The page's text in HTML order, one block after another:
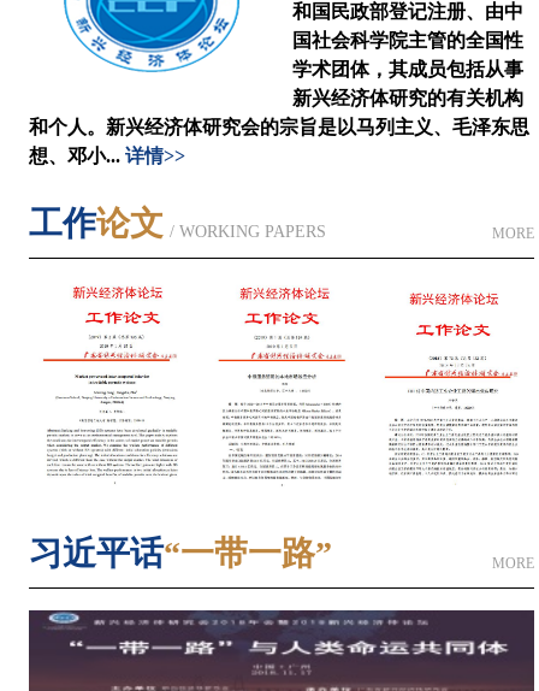
和国民政部登记注册、由中
国社会科学院主管的全国性
学术团体，其成员包括从事
新兴经济体研究的有关机构
和个人。新兴经济体研究会的宗旨是以马列主义、毛泽东思
想、邓小... 详情>>
工作论文 / WORKING PAPERS MORE
习近平话“一带一路” MORE